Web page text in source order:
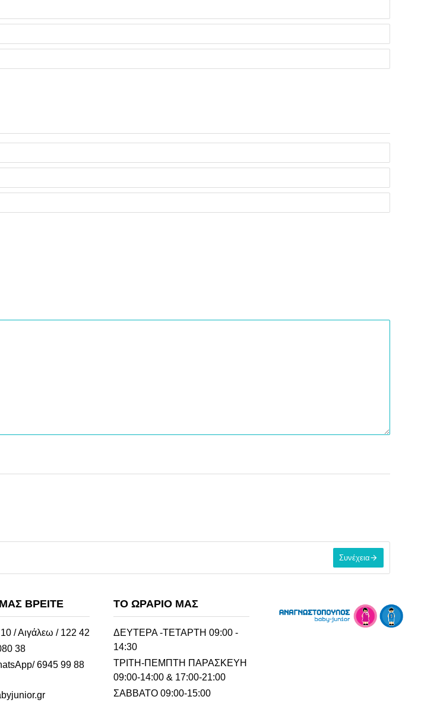
Συνέχεια
ΒΡΕΊΤΕ
/ Αιγάλεω / 122 42
38
6945 99 88
ΤΟ ΩΡΆΡΙΟ ΜΑΣ
ΔΕΥΤΕΡΑ -ΤΕΤΑΡΤΗ 09:00 -
14:30
ΤΡΙΤΗ-ΠΕΜΠΤΗ ΠΑΡΑΣΚΕΥΗ
09:00-14:00 & 17:00-21:00
ΣΑΒΒΑΤΟ 09:00-15:00